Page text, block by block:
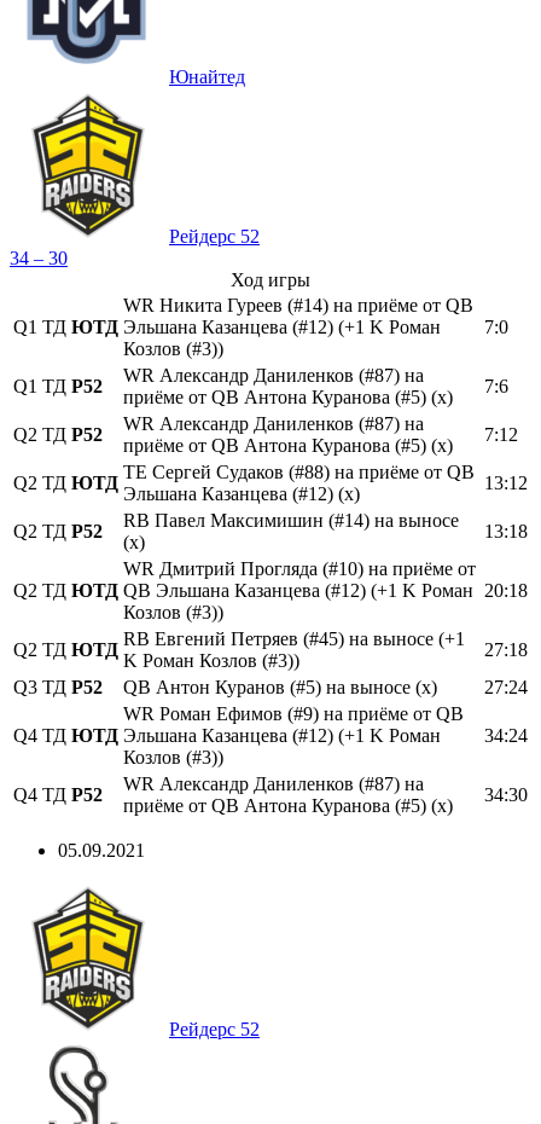
Юнайтед
Рейдерс 52
34 – 30
Ход игры
Q1 ТД ЮТД
WR Никита Гуреев (#14) на приёме от QB
Эльшана Казанцева (#12) (+1 K Роман
Козлов (#3))
7:0
Q1 ТД Р52
WR Александр Даниленков (#87) на
приёме от QB Антона Куранова (#5) (x)
7:6
Q2 ТД Р52
WR Александр Даниленков (#87) на
приёме от QB Антона Куранова (#5) (x)
7:12
Q2 ТД ЮТД
TE Сергей Судаков (#88) на приёме от QB
Эльшана Казанцева (#12) (x)
13:12
Q2 ТД Р52
RB Павел Максимишин (#14) на выносе
(х)
13:18
Q2 ТД ЮТД
WR Дмитрий Прогляда (#10) на приёме от
QB Эльшана Казанцева (#12) (+1 K Роман
Козлов (#3))
20:18
Q2 ТД ЮТД
RB Евгений Петряев (#45) на выносе (+1
K Роман Козлов (#3))
27:18
Q3 ТД Р52 QB Антон Куранов (#5) на выносе (х) 27:24
Q4 ТД ЮТД
WR Роман Ефимов (#9) на приёме от QB
Эльшана Казанцева (#12) (+1 K Роман
Козлов (#3))
34:24
Q4 ТД Р52
WR Александр Даниленков (#87) на
приёме от QB Антона Куранова (#5) (х)
34:30
05.09.2021
Рейдерс 52